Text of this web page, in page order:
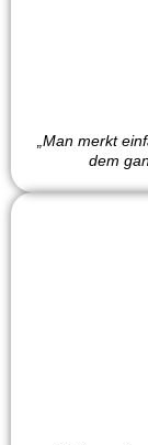
„Man merkt
dem